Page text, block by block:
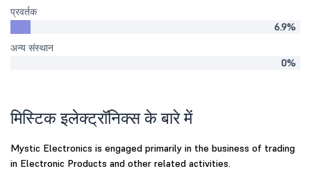
प्रवर्तक
6.9%
अन्य संस्थान
0%
मिस्टिक इलेक्ट्रॉनिक्स के बारे में
Mystic Electronics is engaged primarily in the business of trading
in Electronic Products and other related activities.